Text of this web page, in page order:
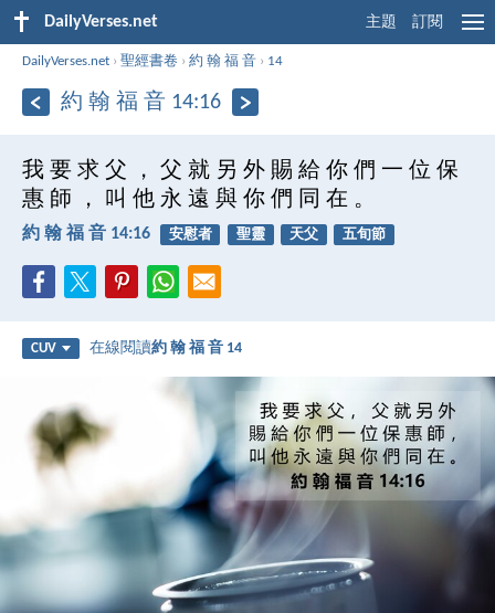
DailyVerses.net 主題 訂閱
DailyVerses.net ›聖經書卷 ›約 翰 福 音 › 14
約 翰 福 音 14:16
我 要 求 父 ， 父 就 另 外 賜 給 你 們 一 位 保
惠 師 ， 叫 他 永 遠 與 你 們 同 在 。
約 翰 福 音 14:16 安慰者 聖靈 天父 五旬節
CUV 在線閱讀約 翰 福 音 14